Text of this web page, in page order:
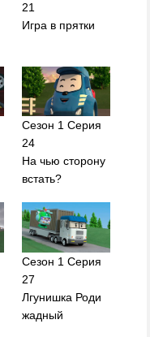
21
Игра в прятки
Сезон 1 Серия
24
На чью сторону
встать?
Сезон 1 Серия
27
Лгунишка Роди
жадный